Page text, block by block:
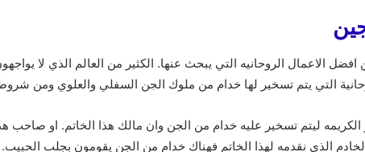
الاعمال الروحانيه التي يبحث عنها. الكثير من العالم الذي لا
التي يتم تسخير لها خدام من ملوك الجن السفلي والعلوي ومن
ليتم تسخير عليه خدام من الجن وان مالك هذا الخاتم. او صاحب
الذي نقدمه لهذا الخاتم فهناك خدام من الجن يقومون بجلب الحبيب.